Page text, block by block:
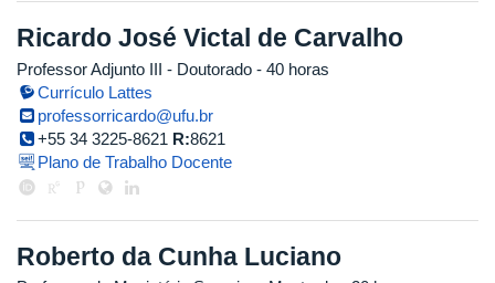
Ricardo José Victal de Carvalho
Professor Adjunto III - Doutorado - 40 horas
Currículo Lattes
professorricardo@ufu.br
+55 34 3225-8621 R:8621
Plano de Trabalho Docente
Roberto da Cunha Luciano